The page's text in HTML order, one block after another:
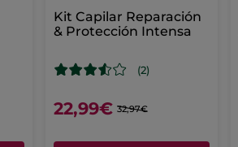
Kit Capilar Reparación
& Protección Intensa
(2)
22,99€ 32,97€